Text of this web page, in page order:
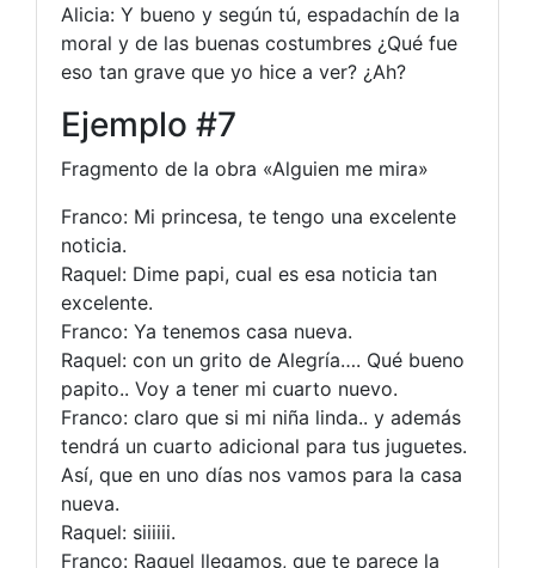
Alicia: Y bueno y según tú, espadachín de la
moral y de las buenas costumbres ¿Qué fue
eso tan grave que yo hice a ver? ¿Ah?
Ejemplo #7
Fragmento de la obra «Alguien me mira»
Franco: Mi princesa, te tengo una excelente
noticia.
Raquel: Dime papi, cual es esa noticia tan
excelente.
Franco: Ya tenemos casa nueva.
Raquel: con un grito de Alegría…. Qué bueno
papito.. Voy a tener mi cuarto nuevo.
Franco: claro que si mi niña linda.. y además
tendrá un cuarto adicional para tus juguetes.
Así, que en uno días nos vamos para la casa
nueva.
Raquel: siiiiii.
Franco: Raquel llegamos, que te parece la